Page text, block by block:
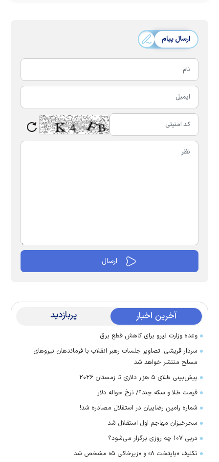
ارسال پیام
آخرین اخبار پربازدید
وعده وزارت نیرو برای کاهش قطع برق
سردار قریشی: تصاویر جلسات رهبر انقلاب با فرماندهان نیرو‌های
مسلح منتشر خواهد شد
پیش‌بینی طلای ۵ هزار دلاری تا زمستان ۲۰۲۶
قیمت طلا و سکه چند؟/ نرخ حواله دلار
شماره رامین رضاییان در استقلال مصادره شد!
سحرخیزان مهاجم اول استقلال شد
دربی ۱۰۷ چه روزی برگزار می‌شود؟
تکلیف «پایتخت ۸» و «زیرخاکی ۵» مشخص شد